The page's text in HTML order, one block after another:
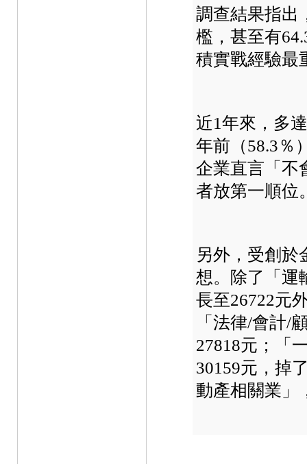
調查結果指出
檻，甚至有
積實戰經驗最
近1年來，多
年前（58.3％
企業直言「不
者放第一順位
另外，受創於
想。除了「運
長至26722元
「法律/會計/
27818元；「
30159元，掉
動產相關業」